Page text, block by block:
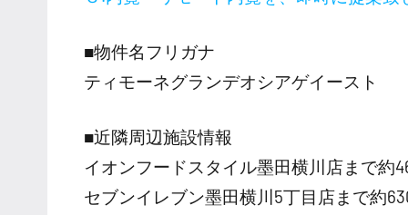
■物件名フリガナ
ティモーネグランデオシアゲイースト
■近隣周辺施設情報
イオンフードスタイル墨田横川店まで約
セブンイレブン墨田横川5丁目店まで約